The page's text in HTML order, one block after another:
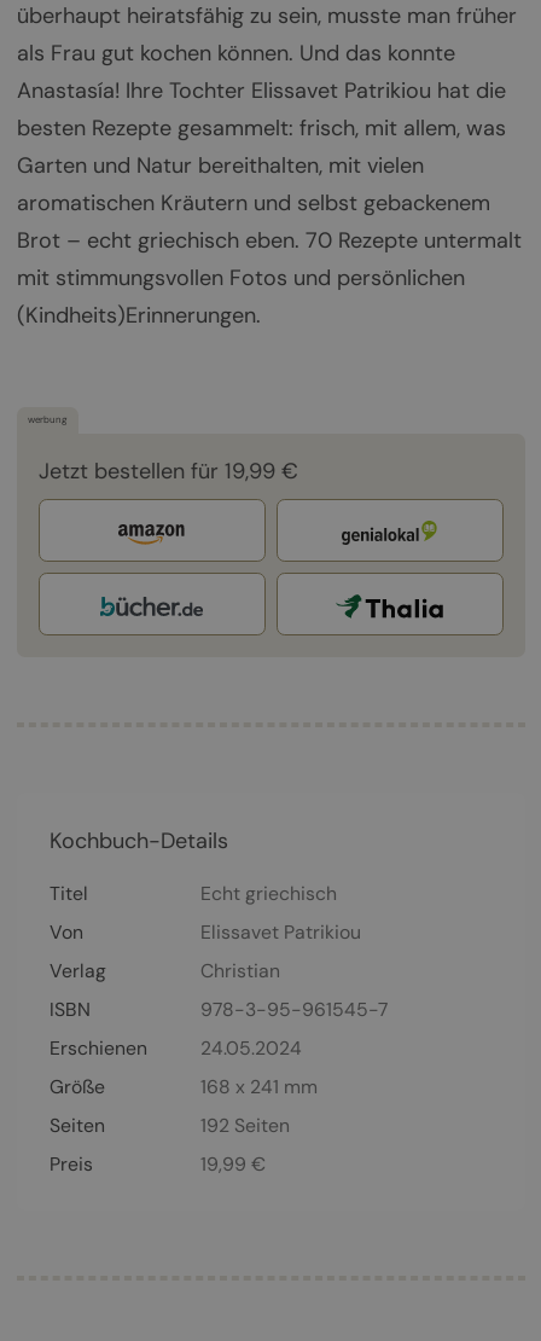
überhaupt heiratsfähig zu sein, musste man früher
als Frau gut kochen können. Und das konnte
Anastasía! Ihre Tochter Elissavet Patrikiou hat die
besten Rezepte gesammelt: frisch, mit allem, was
Garten und Natur bereithalten, mit vielen
aromatischen Kräutern und selbst gebackenem
Brot – echt griechisch eben. 70 Rezepte untermalt
mit stimmungsvollen Fotos und persönlichen
(Kindheits)Erinnerungen.
werbung
Jetzt bestellen für 19,99 €
Kochbuch-Details
Titel
Echt griechisch
Von
Elissavet Patrikiou
Verlag
Christian
ISBN
978-3-95-961545-7
Erschienen
24.05.2024
Größe
168 x 241 mm
Seiten
192 Seiten
Preis
19,99 €